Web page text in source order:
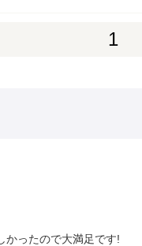
1
かったので大満足です!